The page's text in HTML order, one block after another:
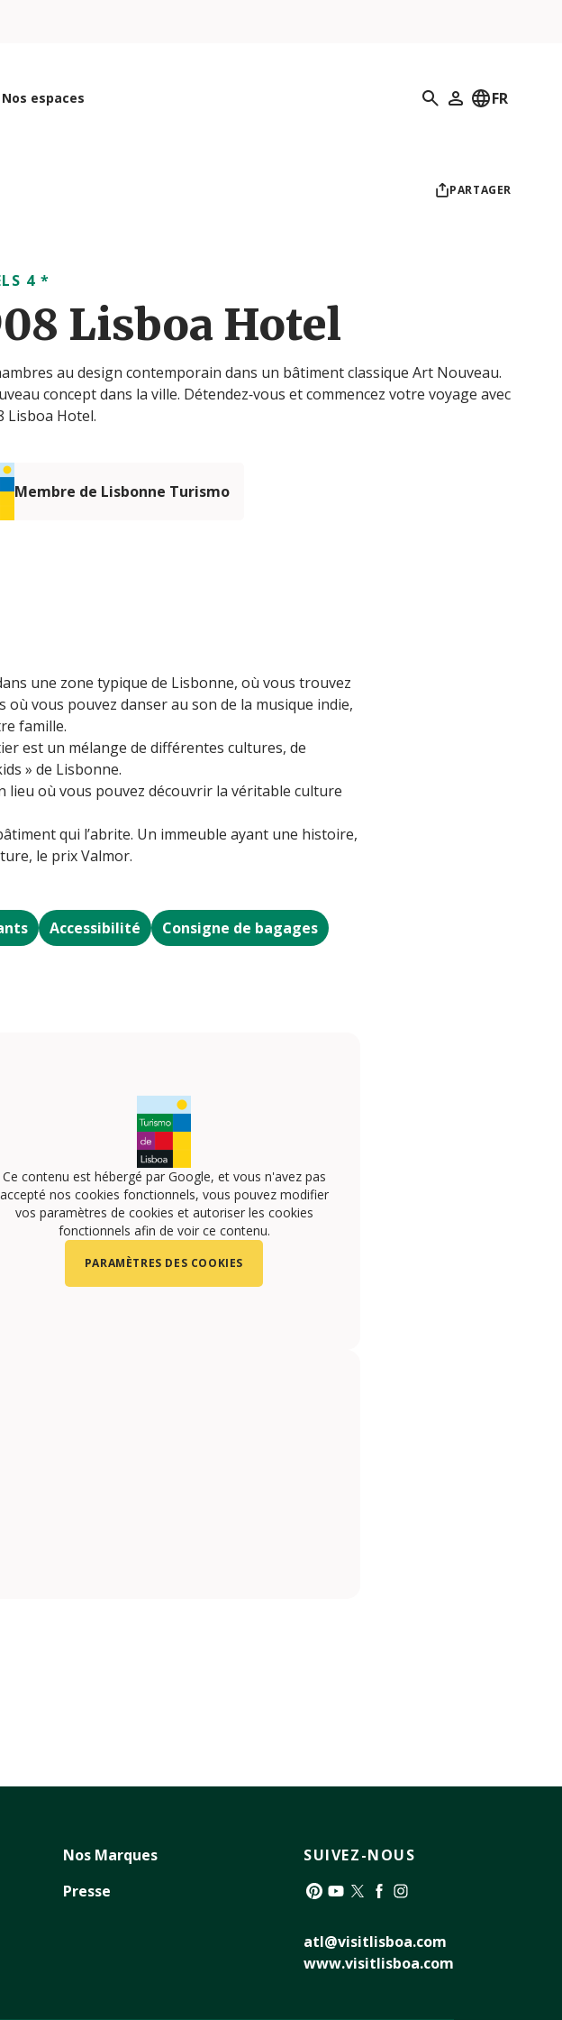
Nos espaces Recherche
Mon profil
FR
PARTAGER
4 *
Lisboa Hotel
au design contemporain dans un bâtiment classique Art Nouveau.
concept dans la ville. Détendez‐vous et commencez votre voyage avec
Lisboa Hotel.
Membre de Lisbonne Turismo
une zone typique de Lisbonne, où vous trouvez
où vous pouvez danser au son de la musique indie,
famille.
est un mélange de différentes cultures, de
» de Lisbonne.
lieu où vous pouvez découvrir la véritable culture
qui l’abrite. Un immeuble ayant une histoire,
le prix Valmor.
Accessibilité
Consigne de bagages
Ce contenu est hébergé par Google, et vous n'avez pas
accepté nos cookies fonctionnels, vous pouvez modifier
vos paramètres de cookies et autoriser les cookies
fonctionnels afin de voir ce contenu.
PARAMÈTRES DES COOKIES
Nos Marques
Presse
SUIVEZ-NOUS
atl@visitlisboa.com
www.visitlisboa.com